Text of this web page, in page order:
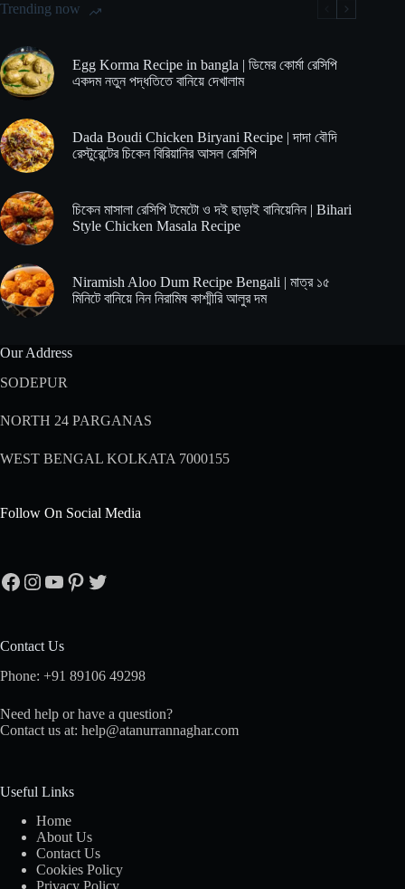
Trending now
Egg Korma Recipe in bangla | ডিমের কোর্মা রেসিপি
একদম নতুন পদ্ধতিতে বানিয়ে দেখালাম
Dada Boudi Chicken Biryani Recipe | দাদা বৌদি
রেস্টুরেন্টের চিকেন বিরিয়ানির আসল রেসিপি
চিকেন মাসালা রেসিপি টমেটো ও দই ছাড়াই বানিয়েনিন | Bihari
Style Chicken Masala Recipe
Niramish Aloo Dum Recipe Bengali | মাত্র ১৫
মিনিটে বানিয়ে নিন নিরামিষ কাশ্মীরি আলুর দম
Our Address
SODEPUR
NORTH 24 PARGANAS
WEST BENGAL KOLKATA 7000155
Follow On Social Media
Facebook
Instagram
YouTube
Pinterest
Twitter
Contact Us
Phone: +91 89106 49298
Need help or have a question?
Contact us at: help@atanurrannaghar.com
Useful Links
Home
About Us
Contact Us
Cookies Policy